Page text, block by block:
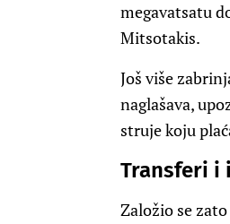
megavatsatu
Mitsotakis.
Još više
naglašava,
struje koju
Transferi i
Založio se